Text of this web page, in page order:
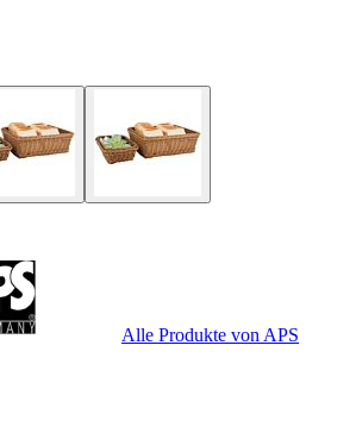
Alle Produkte von APS